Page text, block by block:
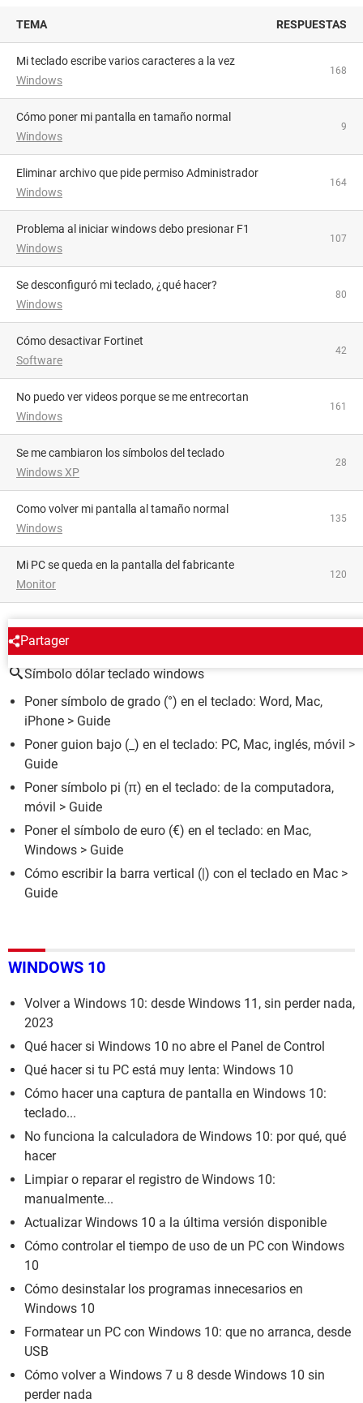
TEMA RESPUESTAS
Mi teclado escribe varios caracteres a la vez
Windows
168
Cómo poner mi pantalla en tamaño normal
Windows
9
Eliminar archivo que pide permiso Administrador
Windows
164
Problema al iniciar windows debo presionar F1
Windows
107
Se desconfiguró mi teclado, ¿qué hacer?
Windows
80
Cómo desactivar Fortinet
Software
42
No puedo ver videos porque se me entrecortan
Windows
161
Se me cambiaron los símbolos del teclado
Windows XP
28
como volver mi pantalla al tamaño normal
Windows
135
Mi PC se queda en la pantalla del fabricante
Monitor
120
Partager
ALREDEDOR DEL MISMO TEMA
Símbolo dólar teclado windows
Poner símbolo de grado (°) en el teclado: Word, Mac,
iPhone > Guide
Poner guion bajo (_) en el teclado: PC, Mac, inglés, móvil >
Guide
Poner símbolo pi (π) en el teclado: de la computadora,
móvil > Guide
Poner el símbolo de euro (€) en el teclado: en Mac,
Windows > Guide
Cómo escribir la barra vertical (|) con el teclado en Mac >
Guide
WINDOWS 10
Volver a Windows 10: desde Windows 11, sin perder nada,
2023
Qué hacer si Windows 10 no abre el Panel de Control
Qué hacer si tu PC está muy lenta: Windows 10
Cómo hacer una captura de pantalla en Windows 10:
teclado...
No funciona la calculadora de Windows 10: por qué, qué
hacer
Limpiar o reparar el registro de Windows 10:
manualmente...
Actualizar Windows 10 a la última versión disponible
Cómo controlar el tiempo de uso de un PC con Windows
10
Cómo desinstalar los programas innecesarios en
Windows 10
Formatear un PC con Windows 10: que no arranca, desde
USB
Cómo volver a Windows 7 u 8 desde Windows 10 sin
perder nada